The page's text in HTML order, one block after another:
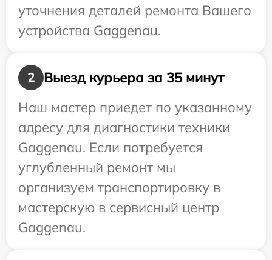
уточнения деталей ремонта Вашего
устройства Gaggenau.
2
Выезд курьера за 35 минут
Наш мастер приедет по указанному
адресу для диагностики техники
Gaggenau. Если потребуется
углубленный ремонт мы
организуем транспортировку в
мастерскую в сервисный центр
Gaggenau.